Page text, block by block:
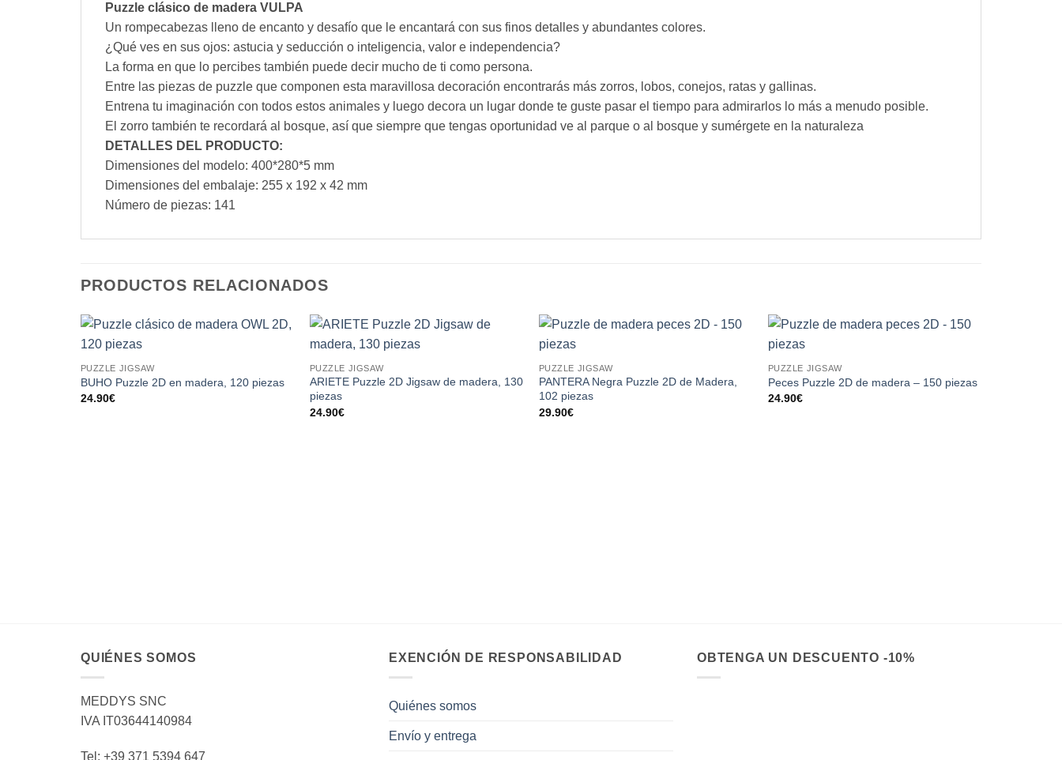
Puzzle clásico de madera VULPA
Un rompecabezas lleno de encanto y desafío que le encantará con sus finos detalles y abundantes colores.
¿Qué ves en sus ojos: astucia y seducción o inteligencia, valor e independencia?
La forma en que lo percibes también puede decir mucho de ti como persona.
Entre las piezas de puzzle que componen esta maravillosa decoración encontrarás más zorros, lobos, conejos, ratas y gallinas.
Entrena tu imaginación con todos estos animales y luego decora un lugar donde te guste pasar el tiempo para admirarlos lo más a menudo posible.
El zorro también te recordará al bosque, así que siempre que tengas oportunidad ve al parque o al bosque y sumérgete en la naturaleza
DETALLES DEL PRODUCTO:
Dimensiones del modelo: 400*280*5 mm
Dimensiones del embalaje: 255 x 192 x 42 mm
Número de piezas: 141
PRODUCTOS RELACIONADOS
PUZZLE JIGSAW
BUHO Puzzle 2D en madera, 120 piezas
24.90€
PUZZLE JIGSAW
ARIETE Puzzle 2D Jigsaw de madera, 130
piezas
24.90€
PUZZLE JIGSAW
PANTERA Negra Puzzle 2D de Madera,
102 piezas
29.90€
PUZZLE JIGSAW
Peces Puzzle 2D de madera – 150 piezas
24.90€
QUIÉNES SOMOS
MEDDYS SNC
IVA IT03644140984
Tel: +39 371 5394 647
EXENCIÓN DE RESPONSABILIDAD
Quiénes somos
Envío y entrega
OBTENGA UN DESCUENTO -10%